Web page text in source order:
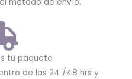
tu paquete
de las 24 /48 hrs y